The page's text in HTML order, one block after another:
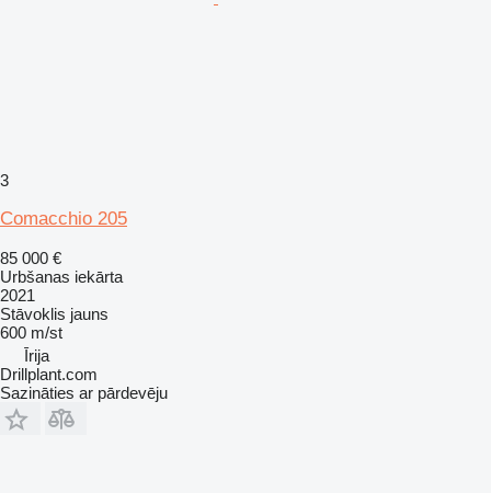
3
Comacchio 205
85 000 €
Urbšanas iekārta
2021
Stāvoklis jauns
600 m/st
Īrija
Drillplant.com
Sazināties ar pārdevēju